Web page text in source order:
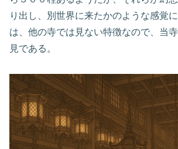
り出し、別世界に来たかのような感覚
は、他の寺では見ない特徴なので、当
見である。